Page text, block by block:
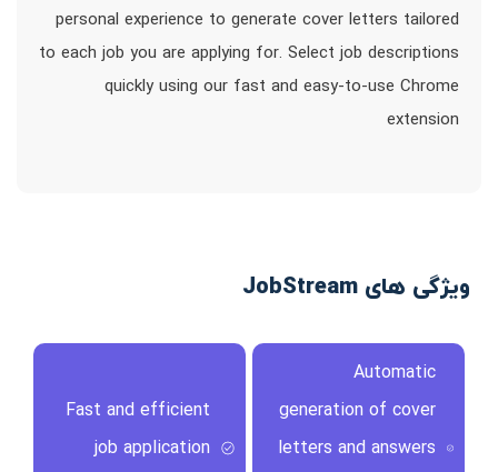
personal experience to generate cover letters tailored
to each job you are applying for. Select job descriptions
quickly using our fast and easy-to-use Chrome
extension
ویژگی های JobStream
Automatic
generation of cover
letters and answers
Fast and efficient
job application